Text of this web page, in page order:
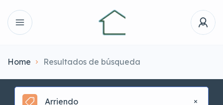
Home Resultados de búsqueda
Arriendo